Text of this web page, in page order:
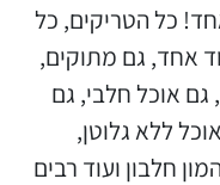
כל הטריקים, כל
אחד, גם מתוקים,
אוכל חלבי, גם
ללא גלוטן,
חלבון ועוד רבים